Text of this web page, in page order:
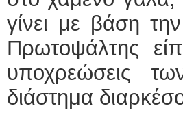
γίνει με βάση
Πρωτοψάλτης
υποχρεώσεις
διάστημα